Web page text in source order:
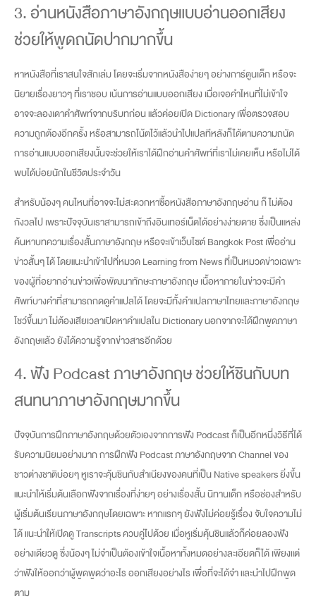
3. อ่านหนังสือภาษาอังกฤษแบบอ่านออกเสียง
ช่วยให้พูดถนัดปากมากขึ้น
หาหนังสือที่เราสนใจสักเล่ม โดยจะเริ่มจากหนังสือง่ายๆ อย่างการ์ตูนเด็ก หรือจะ
นิยายเรื่องยาวๆ ที่เราชอบ เน้นการอ่านแบบออกเสียง เมื่อเจอคำไหนที่ไม่เข้าใจ
อาจจะลองเดาคำศัพท์จากบริบทก่อน แล้วค่อยเปิด Dictionary เพื่อตรวจสอบ
ความถูกต้องอีกครั้ง หรือสามารถโน้ตไว้แล้วนำไปแปลทีหลังก็ได้ตามความถนัด
การอ่านแบบออกเสียงนั้นจะช่วยให้เราได้ฝึกอ่านคำศัพท์ที่เราไม่เคยเห็น หรือไม่ได้
พบได้บ่อยนักในชีวิตประจำวัน
สำหรับน้องๆ คนไหนที่อาจจะไม่สะดวกหาซื้อหนังสือภาษาอังกฤษอ่าน ก็ ไม่ต้อง
กังวลไป เพราะปัจจุบันเราสามารถเข้าถึงอินเทอร์เน็ตได้อย่างง่ายดาย ซึ่งเป็นแหล่ง
ค้นหาบทความเรื่องสั้นภาษาอังกฤษ หรือจะเข้าเว็บไซต์ Bangkok Post เพื่ออ่าน
ข่าวสั้นๆ ได้ โดยแนะนำเข้าไปที่หมวด Learning from News ที่เป็นหมวดข่าวเฉพาะ
ของผู้ที่อยากอ่านข่าวเพื่อพัฒนาทักษะภาษาอังกฤษ เนื้อหาภายในข่าวจะมีคำ
ศัพท์บางคำที่สามารถกดดูคำแปลได้ โดยจะมีทั้งคำแปลภาษาไทยและภาษาอังกฤษ
โชว์ขึ้นมา ไม่ต้องเสียเวลาเปิดหาคำแปลใน Dictionary นอกจากจะได้ฝึกพูดภาษา
อังกฤษแล้ว ยังได้ความรู้จากข่าวสารอีกด้วย
4. ฟัง Podcast ภาษาอังกฤษ ช่วยให้ชินกับบท
สนทนาภาษาอังกฤษมากขึ้น
ปัจจุบันการฝึกภาษาอังกฤษด้วยตัวเองจากการฟัง Podcast ก็เป็นอีกหนึ่งวิธีที่ได้
รับความนิยมอย่างมาก การฝึกฟัง Podcast ภาษาอังกฤษจาก Channel ของ
ชาวต่างชาติบ่อยๆ หูเราจะคุ้นชินกับสำเนียงของคนที่เป็น Native speakers ยิ่งขึ้น
แนะนำให้เริ่มต้นเลือกฟังจากเรื่องที่ง่ายๆ อย่างเรื่องสั้น นิทานเด็ก หรือช่องสำหรับ
ผู้เริ่มต้นเรียนภาษาอังกฤษโดยเฉพาะ หากแรกๆ ยังฟังไม่ค่อยรู้เรื่อง จับใจความไม่
ได้ แนะนำให้เปิดดู Transcripts ควบคู่ไปด้วย เมื่อหูเริ่มคุ้นชินแล้วก็ค่อยลองฟัง
อย่างเดียวดู ซึ่งน้องๆ ไม่จำเป็นต้องเข้าใจเนื้อหาทั้งหมดอย่างละเอียดก็ได้ เพียงแต่
ว่าฟังให้ออกว่าผู้พูดพูดว่าอะไร ออกเสียงอย่างไร เพื่อที่จะได้จำ และนำไปฝึกพูด
ตาม